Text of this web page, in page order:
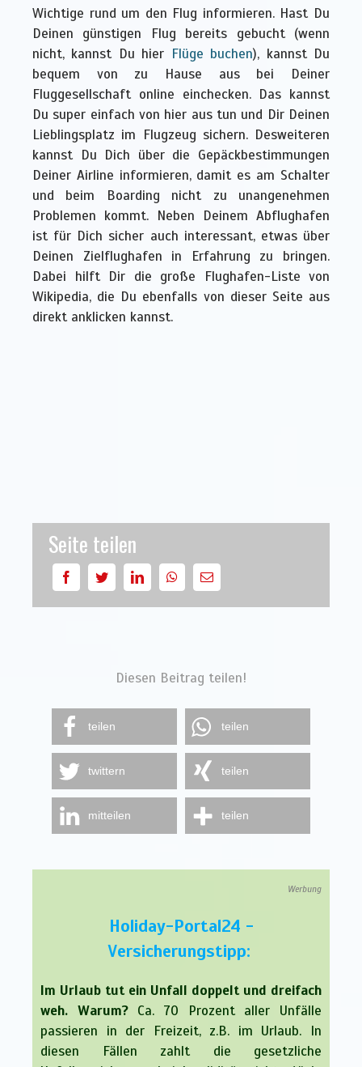
Wichtige rund um den Flug informieren. Hast Du
Deinen günstigen Flug bereits gebucht (wenn
nicht, kannst Du hier Flüge buchen), kannst Du
bequem von zu Hause aus bei Deiner
Fluggesellschaft online einchecken. Das kannst
Du super einfach von hier aus tun und Dir Deinen
Lieblingsplatz im Flugzeug sichern. Desweiteren
kannst Du Dich über die Gepäckbestimmungen
Deiner Airline informieren, damit es am Schalter
und beim Boarding nicht zu unangenehmen
Problemen kommt. Neben Deinem Abflughafen
ist für Dich sicher auch interessant, etwas über
Deinen Zielflughafen in Erfahrung zu bringen.
Dabei hilft Dir die große Flughafen-Liste von
Wikipedia, die Du ebenfalls von dieser Seite aus
direkt anklicken kannst.
Seite teilen
Diesen Beitrag teilen!
teilen teilen
twittern teilen
mitteilen teilen
Werbung
Holiday-Portal24 -
Versicherungstipp:
Im Urlaub tut ein Unfall doppelt und dreifach
weh. Warum? Ca. 70 Prozent aller Unfälle
passieren in der Freizeit, z.B. im Urlaub. In
diesen Fällen zahlt die gesetzliche